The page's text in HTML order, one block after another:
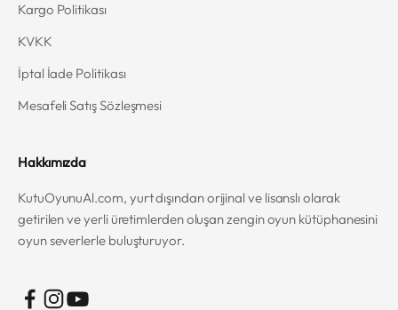
Kargo Politikası
KVKK
İptal İade Politikası
Mesafeli Satış Sözleşmesi
Hakkımızda
KutuOyunuAl.com, yurt dışından orijinal ve lisanslı olarak
getirilen ve yerli üretimlerden oluşan zengin oyun kütüphanesini
oyun severlerle buluşturuyor.